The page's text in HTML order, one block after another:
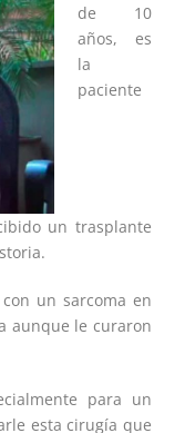
de 10
años, es
la
paciente
un trasplante
un sarcoma en
aunque le curaron
para un
esta cirugía que